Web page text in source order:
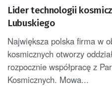
Lider technologii
Lubuskiego
Największa polska firma w
kosmicznych otworzy
rozpocznie współpracę z
Kosmicznych. Mowa...